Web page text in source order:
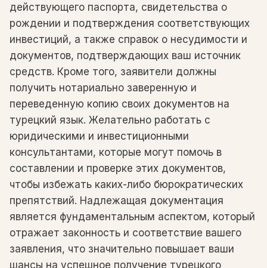
действующего паспорта, свидетельства о
рождении и подтверждения соответствующих
инвестиций, а также справок о несудимости и
документов, подтверждающих ваш источник
средств. Кроме того, заявители должны
получить нотариально заверенную и
переведенную копию своих документов на
турецкий язык. Желательно работать с
юридическими и инвестиционными
консультантами, которые могут помочь в
составлении и проверке этих документов,
чтобы избежать каких-либо бюрократических
препятствий. Надлежащая документация
является фундаментальным аспектом, который
отражает законность и соответствие вашего
заявления, что значительно повышает ваши
шансы на успешное получение турецкого